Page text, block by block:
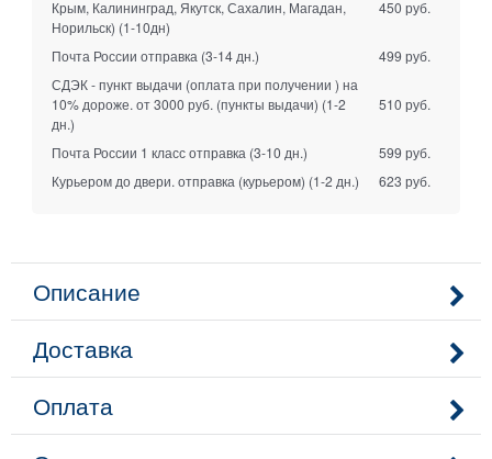
Крым, Калининград, Якутск, Сахалин, Магадан,
Норильск) (1-10дн)
450 руб.
Почта России отправка (3-14 дн.)
499 руб.
СДЭК - пункт выдачи (оплата при получении ) на
10% дороже. от 3000 руб. (пункты выдачи) (1-2
дн.)
510 руб.
Почта России 1 класс отправка (3-10 дн.)
599 руб.
Курьером до двери. отправка (курьером) (1-2 дн.) 623 руб.
Описание
Доставка
Оплата